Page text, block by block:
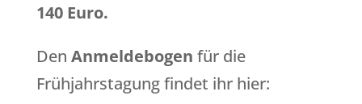
140 Euro.
Den Anmeldebogen für die
Frühjahrstagung findet ihr hier: